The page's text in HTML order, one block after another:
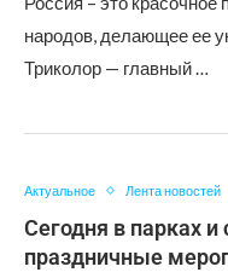
народов, делающее ее
Триколор — главный …
Актуальное Лента новостей
Сегодня в парках
праздничные